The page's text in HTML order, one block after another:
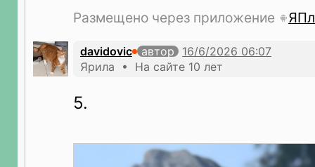
Размещено через приложение
davidovic
автор
Ярила • На сайте 10 лет
5.